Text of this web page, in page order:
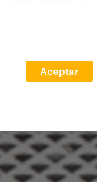
Aceptar